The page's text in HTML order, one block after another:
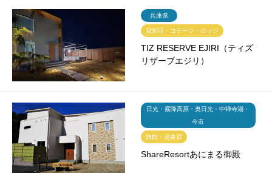
兵庫県
貸別荘・コテージ・ロッジ
TIZ RESERVE EJIRI（ティズ
リザーブエジリ）
日光・霧降高原・奥日光・中禅寺湖・
今市
旅館・温泉宿
ShareResortあにまる御殿